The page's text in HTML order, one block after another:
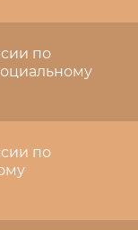
по
по